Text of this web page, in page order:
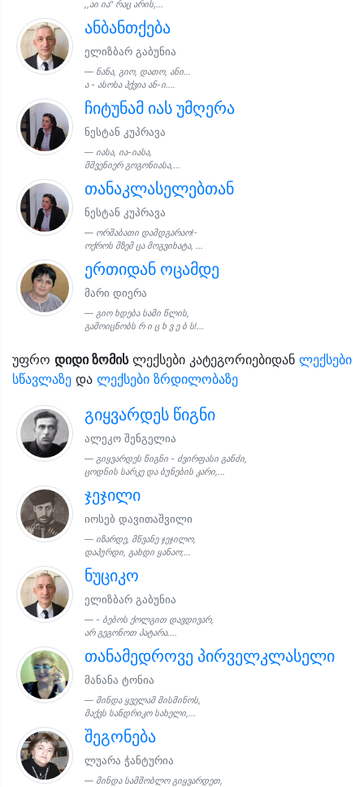
,,აი ია" რაც არის,...
ანბანთქება
ელიზბარ გაბუნია
ნანა, გიო, დათო, ანი...
ა - ასოსა ჰქვია ან-ი....
ჩიტუნამ იას უმღერა
ნესტან კუპრავა
იასა, ია-იასა,
მშვენიერ გოგონიასა,...
თანაკლასელებთან
ნესტან კუპრავა
ორშაბათი დამდგარაო!-
ოქროს მზემ ცა მოგვიხატა, ...
ერთიდან ოცამდე
მარი დიერა
გიო ხდება სამი წლის,
გამოიცნობს რ ი ც ხ ვ ე ბ ს!...
უფრო დიდი ზომისლექსები კატეგორიებიდან ლექსები
სწავლაზე და ლექსები ზრდილობაზე
გიყვარდეს წიგნი
ალეკო შენგელია
გიყვარდეს წიგნი - ძვირფასი განძი,
ცოდნის სარკე და ბუნების კარი,...
ჯეჯილი
იოსებ დავითაშვილი
იზარდე, მწვანე ჯეჯილო,
დაპურდი, გახდი ყანაო;...
ნუციკო
ელიზბარ გაბუნია
- ბებოს ქოლგით დავდივარ,
არ გეგონოთ პატარა....
თანამედროვე პირველკლასელი
მანანა ტონია
მინდა ყველამ მისმინოს,
მაქვს სანდრიკო სახელი,...
შეგონება
ლუარა ჭანტურია
მინდა სამშობლო გიყვარდეთ,